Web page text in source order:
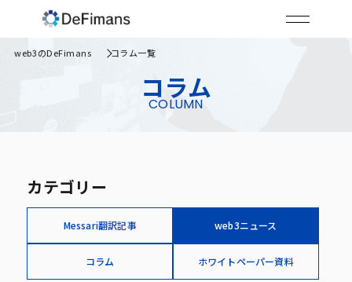
コラム
COLUMN
web3のDeFimans コラム一覧
カテゴリー
Messari翻訳記事 web3ニュース
コラム ホワイトペーパー資料